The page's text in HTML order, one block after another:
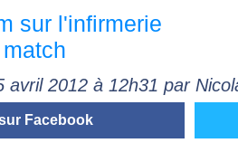
sur l'infirmerie
avril 2012 à 12h31 par
Facebook